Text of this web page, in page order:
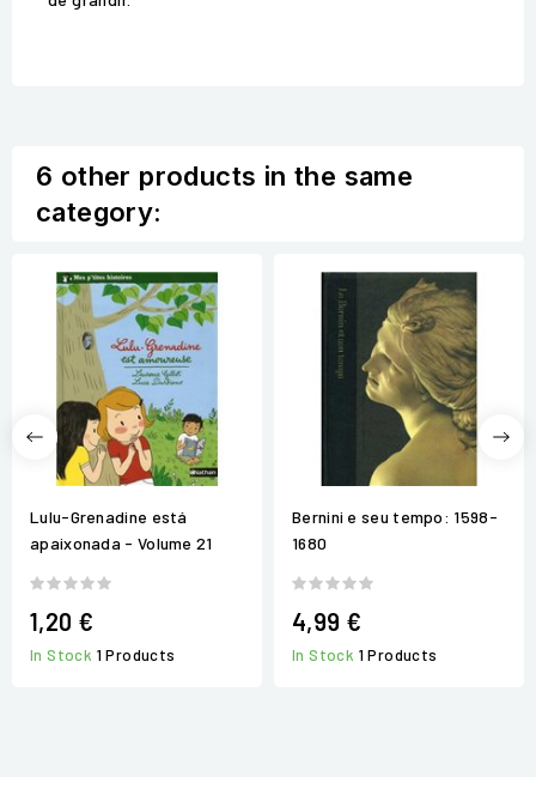
6 other products in the same
category:
Lulu-Grenadine está
apaixonada - Volume 21
1,20 €
In Stock 1 Products
Bernini e seu tempo: 1598-
1680
4,99 €
In Stock 1 Products